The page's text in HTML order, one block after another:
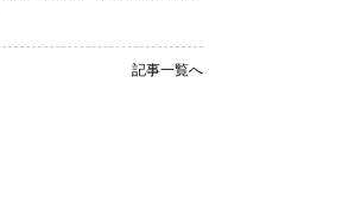
記事一覧へ